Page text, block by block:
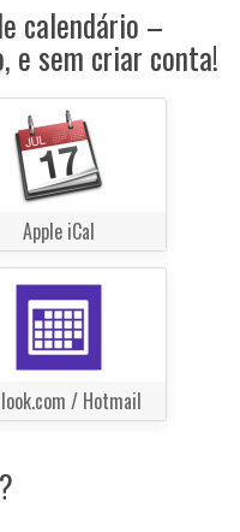
calendário –
e sem criar conta!
Apple iCal
/ Hotmail